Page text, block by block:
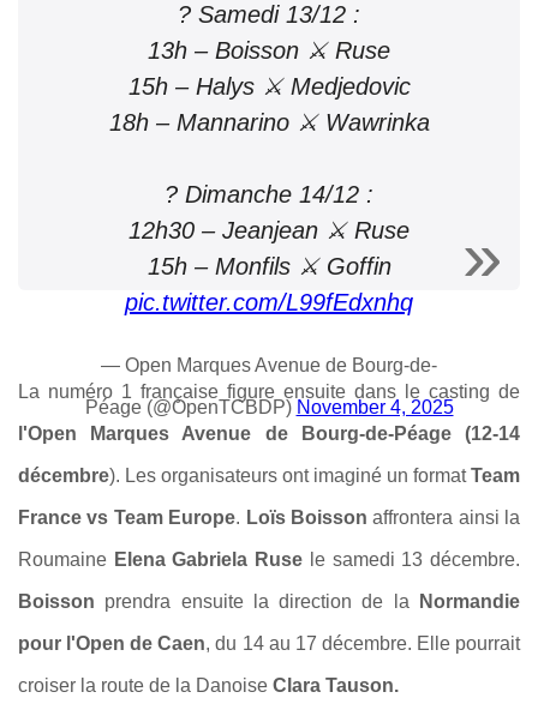
? Samedi 13/12 :
13h – Boisson ⚔️ Ruse
15h – Halys ⚔️ Medjedovic
18h – Mannarino ⚔️ Wawrinka
? Dimanche 14/12 :
12h30 – Jeanjean ⚔️ Ruse
15h – Monfils ⚔️ Goffin
pic.twitter.com/L99fEdxnhq
— Open Marques Avenue de Bourg-de-
Péage (@OpenTCBDP) November 4, 2025
La numéro 1 française figure ensuite dans le casting de
l'Open Marques Avenue de Bourg-de-Péage (12-14
décembre). Les organisateurs ont imaginé un formatTeam
France vs Team Europe. Loïs Boisson affrontera ainsi la
Roumaine Elena Gabriela Ruse le samedi 13 décembre.
Boisson prendra ensuite la direction de la Normandie
pour l'Open de Caen, du 14 au 17 décembre. Elle pourrait
croiser la route de la Danoise Clara Tauson.